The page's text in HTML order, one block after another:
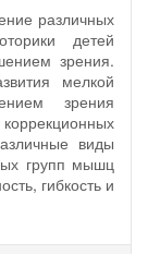
различных
детей
зрения.
мелкой
зрения
виды
групп мышц
гибкость и